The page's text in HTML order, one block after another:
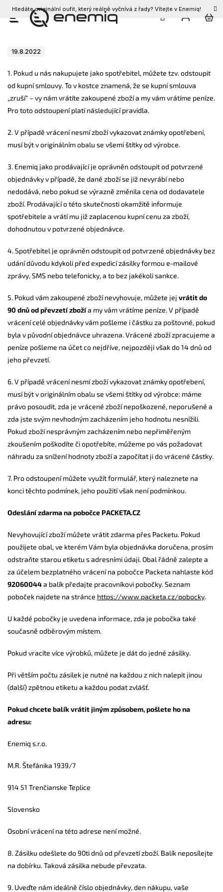
Přejít
Hledáte originální oufit, který reálně vyčnívá z řady? Vítejte v Enemiq!
CZK
Vrácení zboží
19.8.2022
1. Pokud u nás nakupujete jako spotřebitel, můžete tzv. odstoupit
od kupní smlouvy. To v kostce znamená, že se kupní smlouva
„zruší“ – vy nám vrátíte zakoupené zboží a my vám vrátíme peníze.
Pro toto odstoupení platí následující pravidla.
2. V případě vrácení nesmí zboží vykazovat známky opotřebení,
musí být v originálním obalu se všemi štítky od výrobce.
3. Enemiq jako prodávající je oprávněn odstoupit od potvrzené
objednávky v případě, že dané zboží se již nevyrábí nebo
nedodává, nebo pokud se výrazně změnila cena od dodavatele
zboží. Prodávající o této skutečnosti okamžitě informuje
spotřebitele a vrátí mu již zaplacenou kupní cenu za zboží,
dohodnutou v potvrzené objednávce.
4. Spotřebitel je oprávněn odstoupit od potvrzené objednávky bez
udání důvodu kdykoli před expedicí zásilky formou e-mailové
zprávy, SMS nebo telefonicky, a to bez jakékoli sankce.
5. Pokud vám zakoupené zboží nevyhovuje, můžete jej vrátit do
90 dnů od převzetí zbožía my vám vrátíme peníze. V případě
vrácení celé objednávky vám pošleme i částku za poštovné, pokud
byla v původní objednávce uhrazena. Vrácené zboží zpracujeme a
peníze pošleme na účet co nejdříve, nejpozději však do 14 dnů od
jeho převzetí.
6. V případě vrácení nesmí zboží vykazovat známky opotřebení,
musí být v originálním obalu se všemi štítky od výrobce: máme
právo posoudit, zda je vrácené zboží nepoškozené, neporušené a
zda jste svým nevhodným zacházením jeho hodnotu nesnížili.
Pokud zboží nesprávným zacházením nebo nepřiměřeným
zkoušením poškodíte či opotřebíte, můžeme po vás požadovat
náhradu za snížení hodnoty zboží a započítat ji do vrácené částky.
7. Pro odstoupení můžete využít formulář, který naleznete na
konci těchto podmínek, jeho použití však není podmínkou.
Odeslání zdarma na pobočce PACKETA.CZ
Nevyhovující zboží můžete vrátit zdarma přes Packetu. Pokud
použijete obal, ve kterém Vám byla objednávka doručena, prosím
odstraňte starou etiketu s adresními údaji. Obal řádně zalepte a
za účelem bezplatného vrácení na pobočce Packeta nahlaste kód
92060044a balík předajte pracovníkovi pobočky. Seznam
poboček najdete na stránce https://www.packeta.cz/pobocky.
U každé pobočky je uvedena informace, zda je pobočka také
současně odběrovým místem.
Pokud vracíte více výrobků, můžete je dát do jedné zásilky.
Při větším počtu zásilek je nutné na každou z nich nalepit jinou
(další) zpětnou etiketu a každou podat zvlášť.
Pokud chcete balík vrátit jiným způsobem, pošlete ho na
adresu:
Enemiq s.r.o.
M.R. Štefánika 1939/7
914 51 Trenčianske Teplice
Slovensko
Osobní vrácení na této adrese není možné.
8.Zásilku odešlete do 90ti dnů od převzetí zboží. Balík neposílejte
na dobírku. Taková zásilka nebude převzata.
9. Uveďte nám ideálně číslo objednávky, den nákupu, vaše